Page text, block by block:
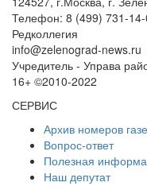
Телефон: 8 (499) 731-
Редколлегия
info@zelenograd-news.ru
Учредитель - Управа
16+ ©2010-2022
СЕРВИС
Архив номеров
Вопрос-ответ
Полезная
Наш депутат